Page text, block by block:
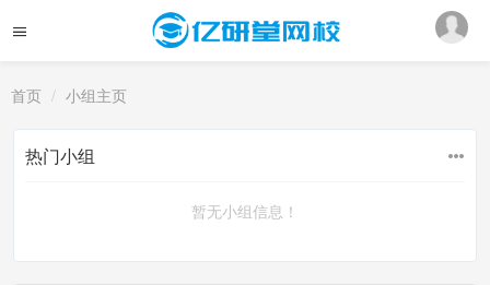
首页 小组主页
热门小组
暂无小组信息！